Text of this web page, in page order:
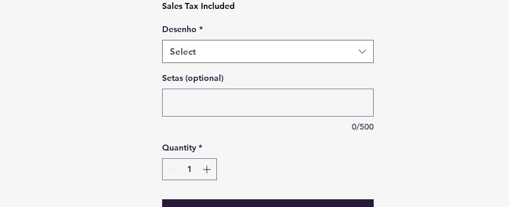
Sales Tax Included
Desenho *
Select
Setas (optional)
0/500
Quantity *